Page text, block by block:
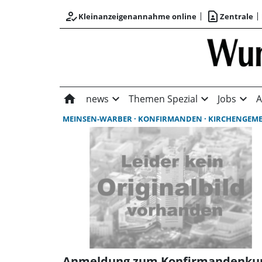
how_to_regKleinanzeigenannahme online contact_page Zentrale
home news expand_more Themen Spezial expand_more Jobs expand_more
MEINSEN-WARBER KONFIRMANDEN KIRCHENGEMEINDE